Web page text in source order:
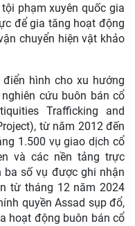
phạm xuyên quốc gia
để gia tăng hoạt động
chuyển hiện vật khảo
hình cho xu hướng
cứu buôn bán cổ
Trafficking and
từ năm 2012 đến
1.500 vụ giao dịch cổ
và các nền tảng trực
ba số vụ được ghi nhận
từ tháng 12 năm 2024
quyền Assad sụp đổ,
hoạt động buôn bán cổ